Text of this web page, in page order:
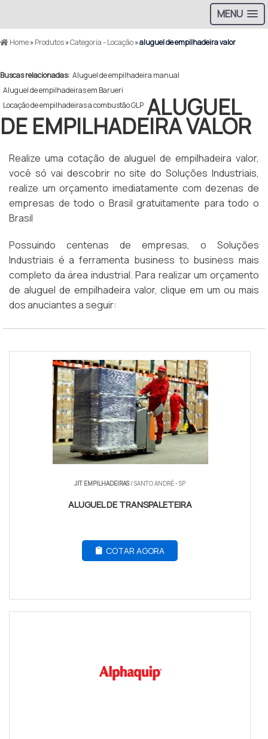
MENU
Home»Produtos»Categoria - Locação»aluguel de empilhadeira valor
Buscas relacionadas: Aluguel de empilhadeira manual
Aluguel de empilhadeiras em Barueri
Locação de empilhadeiras a combustão GLP ALUGUEL
DE EMPILHADEIRA VALOR
Realize uma cotação de aluguel de empilhadeira valor,
você só vai descobrir no site do Soluções Industriais,
realize um orçamento imediatamente com dezenas de
empresas de todo o Brasil gratuitamente para todo o
Brasil
Possuindo centenas de empresas, o Soluções
Industriais é a ferramenta business to business mais
completo da área industrial. Para realizar um orçamento
de aluguel de empilhadeira valor, clique em um ou mais
dos anuciantes a seguir:
JIT EMPILHADEIRAS/ SANTO ANDRÉ - SP
ALUGUEL DE TRANSPALETEIRA
COTAR AGORA